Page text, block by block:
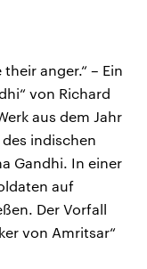
anger.“ – Ein
von Richard
aus dem Jahr
indischen
Gandhi. In einer
auf
Der Vorfall
von Amritsar“